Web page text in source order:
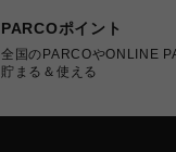
PARCOポイント
全国のPARCOやONLINE
貯まる＆使える